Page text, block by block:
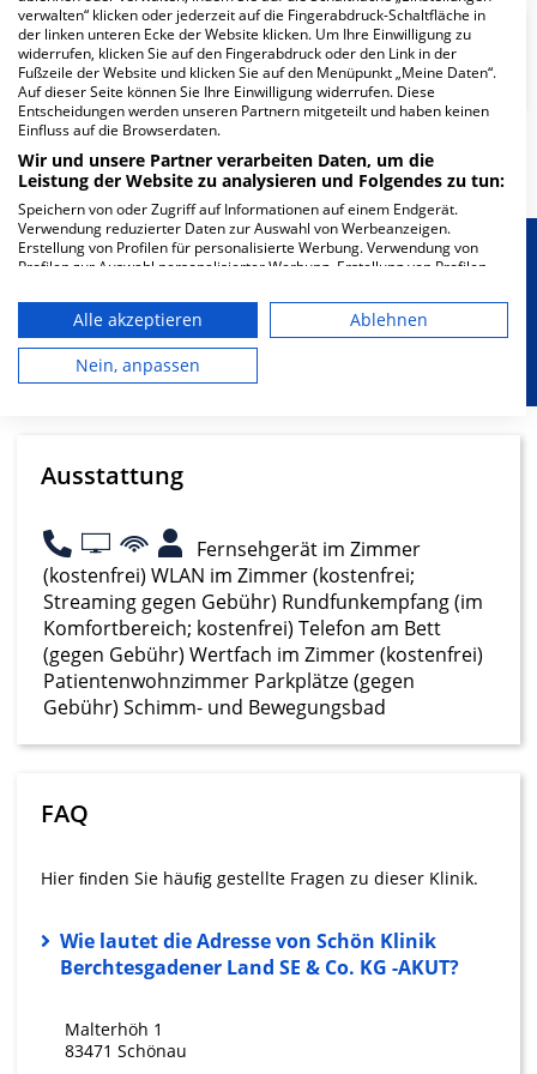
Psychosomatik/Psychotherapie
Mehr Informationen
Besondere Merkmale
Berücksichtigung von besonderem
Ernährungsbedarf
Ausstattung
Fernsehgerät im Zimmer
(kostenfrei) WLAN im Zimmer (kostenfrei;
Streaming gegen Gebühr) Rundfunkempfang (im
Komfortbereich; kostenfrei) Telefon am Bett
(gegen Gebühr) Wertfach im Zimmer (kostenfrei)
Patientenwohnzimmer Parkplätze (gegen
Gebühr) Schimm- und Bewegungsbad
FAQ
Hier ﬁnden Sie häuﬁg gestellte Fragen zu dieser Klinik.
Wie lautet die Adresse von Schön Klinik
Berchtesgadener Land SE & Co. KG -AKUT?
Malterhöh 1
83471 Schönau
verwalten“ klicken oder jederzeit auf die Fingerabdruck-Schaltfläche in
der linken unteren Ecke der Website klicken. Um Ihre Einwilligung zu
widerrufen, klicken Sie auf den Fingerabdruck oder den Link in der
Fußzeile der Website und klicken Sie auf den Menüpunkt „Meine Daten“.
Auf dieser Seite können Sie Ihre Einwilligung widerrufen. Diese
Entscheidungen werden unseren Partnern mitgeteilt und haben keinen
Einfluss auf die Browserdaten.
Wir und unsere Partner verarbeiten Daten, um die
Leistung der Website zu analysieren und Folgendes zu tun:
Speichern von oder Zugriff auf Informationen auf einem Endgerät.
Verwendung reduzierter Daten zur Auswahl von Werbeanzeigen.
Erstellung von Profilen für personalisierte Werbung. Verwendung von
Profilen zur Auswahl personalisierter Werbung. Erstellung von Profilen
personalisierter Inhalte. Messung der Werbeleistung. Messung der
Performance von Inhalten. Analyse von Zielgruppen durch Statistiken
oder Kombinationen von Daten aus verschiedenen Quellen. Entwicklung
und Verbesserung der Angebote. Verwendung reduzierter Daten zur
Auswahl von Inhalten.
Website/App.
Partnerliste anzeigen (1 IAB-Anbieter)
Wir nutzen Ihre Daten für folgende Zwecke:
IAB-Verarbeitungszwecke:
Speichern von oder Zugriff auf
Informationen auf einem Endgerät
Verwendung reduzierter Daten zur Auswahl
von Werbeanzeigen
Werbung
Verwendung von Profilen zur Auswahl
personalisierter Werbung
Erstellung von Profilen zur Personalisierung
Verwendung von Profilen zur Auswahl
personalisierter Inhalte
Messung der Performance von Inhalten
Alle akzeptieren
Ablehnen
Nein, anpassen